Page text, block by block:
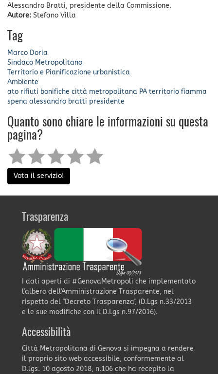
Alessandro Bratti, presidente della Commissione.
Autore: Stefano Villa
Tag
Marco Doria
Sindaco Metropolitano
Territorio e Pianificazione urbanistica
Ambiente
ato rifiuti bonifiche città metropolitana PA territorio fiamma
spena alessandro bratti presidente
Quanto sono chiare le informazioni su questa
pagina?
Vota il servizio!
Trasparenza
I dati aperti di #GenovaMetropoli che implementato
l'albero dell'Amministrazione Trasparente, nel
rispetto del "Decreto Trasparenza", (D.Lgs n.33/2013
e le sue modifiche con il D.Lgs n.97/2016).
Accessibilità
Città Metropolitana di Genova si impegna a rendere
il proprio sito web accessibile, conformemente al
D.lgs. 10 agosto 2018, n.106 che ha recepito la